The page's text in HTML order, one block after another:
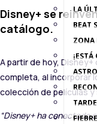
LA
BEAT
ZONA
¡ESTÁ
Disney+ se
catálogo.
A partir de hoy,
completa, al incorporar
colección de películas
“Disney+ ha conectado